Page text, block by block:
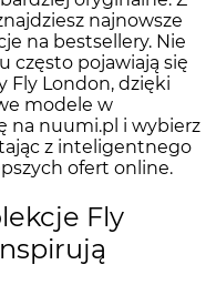
najnowsze
na bestsellery. Nie
często pojawiają się
Fly London, dzięki
modele w
na nuumi.pl i wybierz
z inteligentnego
ofert online.
Fly